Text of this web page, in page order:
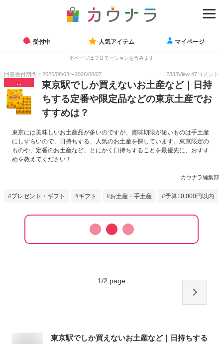
受付中 人気アイテム マイページ
本ページはプロモーションを含みます
回答受付期間： 2026/08/03〜2026/08/07 2333View 47コメント
...
東京駅でしか買えないお土産など｜日持
ちする定番や限定品などの東京土産でお
すすめは？
東京には美味しいお土産品が多いのですが、賞味期限が短いものは手土産
にしずらいので、日持ちする、人気のお土産を探しています。東京限定の
ものや、定番のお土産など、とにかく日持ちすることを最優先に、おすす
めを教えてください！
カウナラ編集部
プレゼント・ギフト ギフト お土産・手土産 予算10,000円以内
1/2 page
東京駅でしか買えないお土産など｜日持ちする